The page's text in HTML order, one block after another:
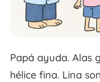
Papá ayuda. Alas
hélice fina. Lina